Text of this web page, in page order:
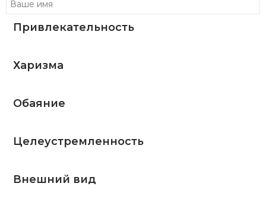
Привлекательность
Харизма
Обаяние
Целеустремленность
Внешний вид